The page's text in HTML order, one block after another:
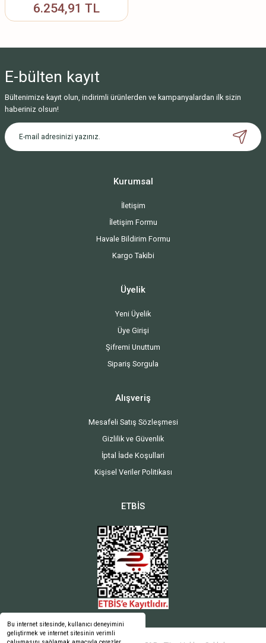
Bu internet sitesinde, kullanıcı deneyimini
geliştirmek ve internet sitesinin verimli
6.254,91 TL
E-bülten kayıt
Bültenimize kayıt olun, indirimli ürünlerden ve kampanyalardan ilk sizin
haberiniz olsun!
Kurumsal
İletişim
İletişim Formu
Havale Bildirim Formu
Kargo Takibi
Üyelik
Yeni Üyelik
Üye Girişi
Şifremi Unuttum
Sipariş Sorgula
Alışveriş
Mesafeli Satış Sözleşmesi
Gizlilik ve Güvenlik
İptal İade Koşullari
Kişisel Veriler Politikası
ETBİS